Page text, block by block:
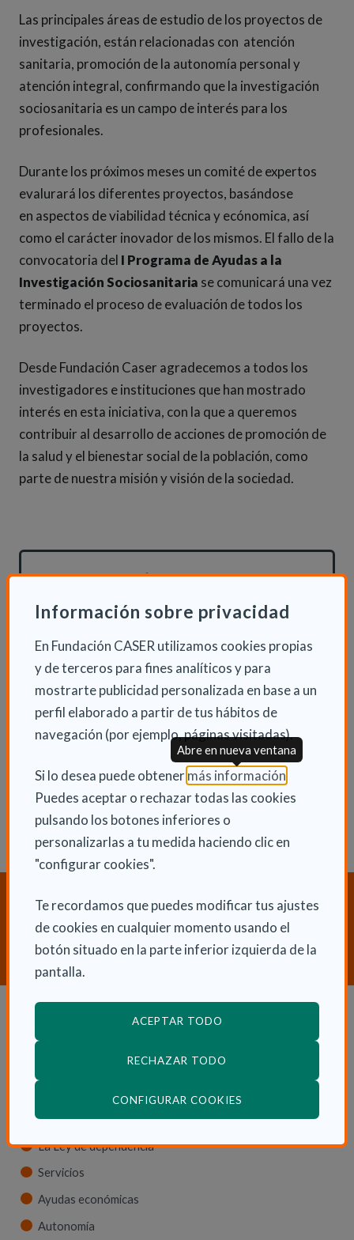
Información sobre privacidad
En Fundación CASER utilizamos cookies propias
y de terceros para fines analíticos y para
mostrarte publicidad personalizada en base a un
perfil elaborado a partir de tus hábitos de
navegación (por ejemplo, páginas visitadas).
Si lo desea puede obtener más información(Abre en
Puedes aceptar o rechazar todas las cookies
pulsando los botones inferiores o
personalizarlas a tu medida haciendo clic en
"configurar cookies".
Te recordamos que puedes modificar tus ajustes
de cookies en cualquier momento usando el
botón situado en la parte inferior izquierda de la
pantalla.
ACEPTAR TODO
RECHAZAR TODO
CONFIGURAR COOKIES
Abre en nueva ventana
Las principales áreas de estudio de los proyectos de
investigación, están relacionadas con atención
sanitaria, promoción de la autonomía personal y
atención integral, confirmando que la investigación
sociosanitaria es un campo de interés para los
profesionales.
Durante los próximos meses un comité de expertos
evalurará los diferentes proyectos, basándose
en aspectos de viabilidad técnica y ecónomica, así
como el carácter inovador de los mismos. El fallo de la
convocatoria del I Programa de Ayudas a la
Investigación Sociosanitaria se comunicará una vez
terminado el proceso de evaluación de todos los
proyectos.
Desde Fundación Caser agradecemos a todos los
investigadores e instituciones que han mostrado
interés en esta iniciativa, con la que a queremos
contribuir al desarrollo de acciones de promoción de
la salud y el bienestar social de la población, como
parte de nuestra misión y visión de la sociedad.
INFORMACIÓN ADICIONAL
Jue 25 Octubre 2018
ENLACES RELACIONADOS
I Programa de Ayudas a la Investigación
Sociosanitaria
¿Necesitas orientación sobre
Dependencia y Discapacidad?
CONTACTA CON NOSOTROS
Dependencia en las CCAA
Trámites
La Ley de dependencia
Servicios
Ayudas económicas
Autonomía